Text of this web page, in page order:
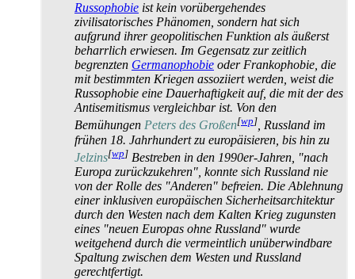
Russophobie ist kein vorübergehendes
zivilisatorisches Phänomen, sondern hat sich
aufgrund ihrer geopolitischen Funktion als äußerst
beharrlich erwiesen. Im Gegensatz zur zeitlich
begrenzten Germanophobie oder Frankophobie, die
mit bestimmten Kriegen assoziiert werden, weist die
Russophobie eine Dauerhaftigkeit auf, die mit der des
Antisemitismus vergleichbar ist. Von den
Bemühungen Peters des Großen[wp], Russland im
frühen 18. Jahrhundert zu europäisieren, bis hin zu
Jelzins[wp] Bestreben in den 1990er-Jahren, "nach
Europa zurückzukehren", konnte sich Russland nie
von der Rolle des "Anderen" befreien. Die Ablehnung
einer inklusiven europäischen Sicherheits­architektur
durch den Westen nach dem Kalten Krieg zugunsten
eines "neuen Europas ohne Russland" wurde
weitgehend durch die vermeintlich unüberwindbare
Spaltung zwischen dem Westen und Russland
gerechtfertigt.